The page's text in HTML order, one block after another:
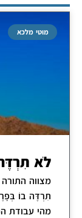
מוטי מלכא
לֹא
מצווה
תִרְדֶּה בוֹ
מהי עבודת